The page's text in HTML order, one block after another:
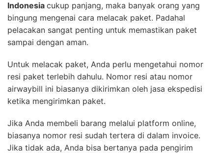
Indonesia cukup panjang, maka banyak orang yang
bingung mengenai cara melacak paket. Padahal
pelacakan sangat penting untuk memastikan paket
sampai dengan aman.
Untuk melacak paket, Anda perlu mengetahui nomor
resi paket terlebih dahulu. Nomor resi atau nomor
airwaybill ini biasanya dikirimkan oleh jasa ekspedisi
ketika mengirimkan paket.
Jika Anda membeli barang melalui platform online,
biasanya nomor resi sudah tertera di dalam invoice.
Jika tidak ada, Anda bisa bertanya pada pengirim